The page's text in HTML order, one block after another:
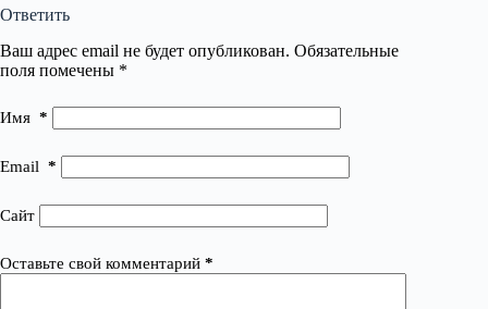
Ответить
Ваш адрес email не будет опубликован. Обязательные
поля помечены *
Имя *
Email *
Сайт
Оставьте свой комментарий *